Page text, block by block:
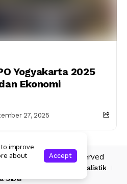
Yogyakarta 2025
Ekonomi
27, 2025
| All rights reserved
Kode Etik Jurnalistik
Siber
improve
about
Accept